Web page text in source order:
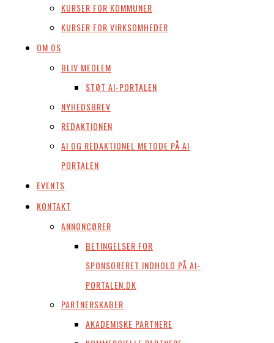
KURSER FOR KOMMUNER
KURSER FOR VIRKSOMHEDER
OM OS
BLIV MEDLEM
STØT AI-PORTALEN
NYHEDSBREV
REDAKTIONEN
AI OG REDAKTIONEL METODE PÅ AI
PORTALEN
EVENTS
KONTAKT
ANNONCØRER
BETINGELSER FOR
SPONSORERET INDHOLD PÅ AI-
PORTALEN.DK
PARTNERSKABER
AKADEMISKE PARTNERE